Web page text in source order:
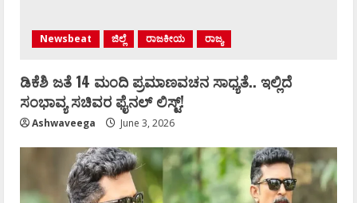
Newsbeat ಜಿಲ್ಲೆ ರಾಜಕೀಯ ರಾಜ್ಯ
ಡಿಕೆಶಿ ಜತೆ 14 ಮಂದಿ ಪ್ರಮಾಣವಚನ ಸಾಧ್ಯತೆ.. ಇಲ್ಲಿದೆ
ಸಂಭಾವ್ಯ ಸಚಿವರ ಫೈನಲ್ ಲಿಸ್ಟ್‌!
Ashwaveega June 3, 2026